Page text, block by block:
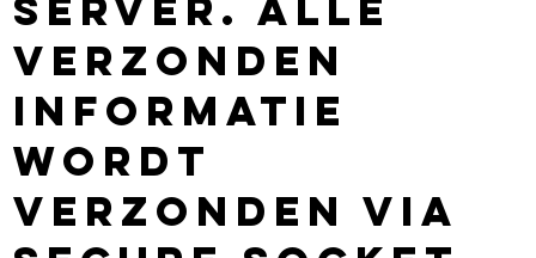
verzonden
informatie
wordt
verzonden via